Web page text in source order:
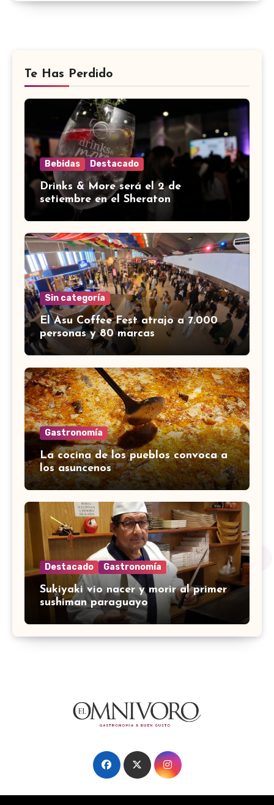
Te Has Perdido
Bebidas Destacado
Drinks & More será el 2 de
setiembre en el Sheraton
Sin categoría
El Asu Coffee Fest atrajo a 7.000
personas y 80 marcas
Gastronomía
La cocina de los pueblos convoca a
los asuncenos
Destacado Gastronomía
Sukiyaki vio nacer y morir al primer
sushiman paraguayo